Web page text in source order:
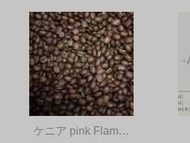
ケニア pink Flam…